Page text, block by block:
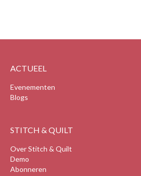
ACTUEEL
Evenementen
Blogs
STITCH & QUILT
Over Stitch & Quilt
Demo
Abonneren